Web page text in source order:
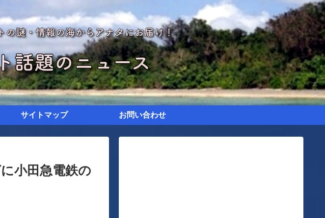
サイトマップ お問い合わせ
小田急電鉄の